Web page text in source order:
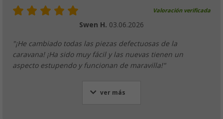
Valoración verificada
Swen H. 03.06.2026
"¡He cambiado todas las piezas defectuosas de la
caravana! ¡Ha sido muy fácil y las nuevas tienen un
aspecto estupendo y funcionan de maravilla!"
ver más